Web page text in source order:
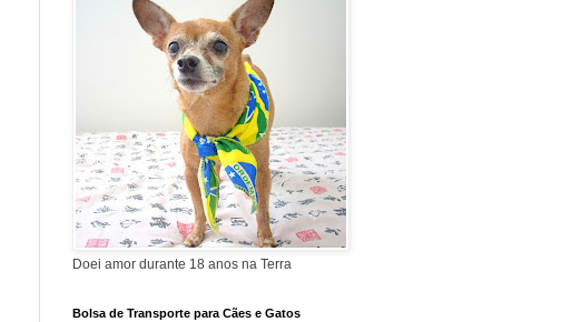
Doei amor durante 18 anos na Terra
Bolsa de Transporte para Cães e Gatos